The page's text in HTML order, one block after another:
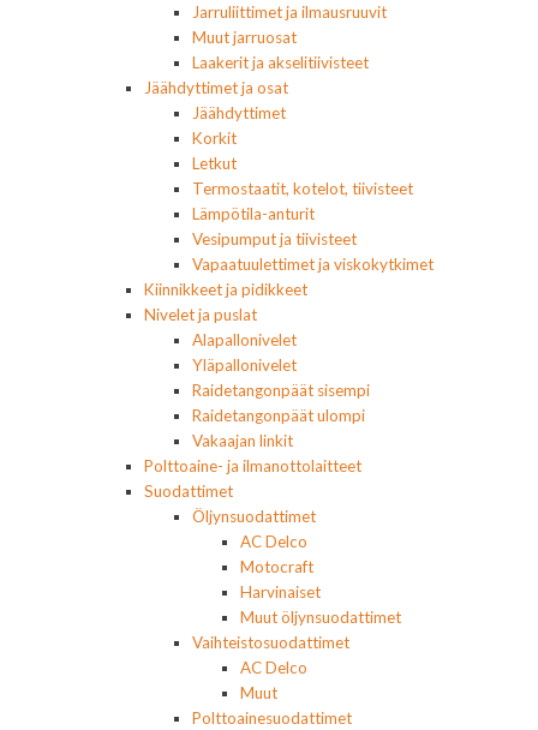
Jarruliittimet ja ilmausruuvit
Muut jarruosat
Laakerit ja akselitiivisteet
Jäähdyttimet ja osat
Jäähdyttimet
Korkit
Letkut
Termostaatit, kotelot, tiivisteet
Lämpötila-anturit
Vesipumput ja tiivisteet
Vapaatuulettimet ja viskokytkimet
Kiinnikkeet ja pidikkeet
Nivelet ja puslat
Alapallonivelet
Yläpallonivelet
Raidetangonpäät sisempi
Raidetangonpäät ulompi
Vakaajan linkit
Polttoaine- ja ilmanottolaitteet
Suodattimet
Öljynsuodattimet
AC Delco
Motocraft
Harvinaiset
Muut öljynsuodattimet
Vaihteistosuodattimet
AC Delco
Muut
Polttoainesuodattimet